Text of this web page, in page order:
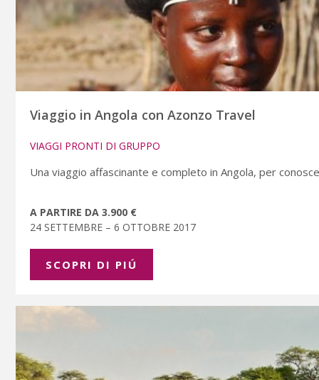
Viaggio in Angola con Azonzo Travel
VIAGGI PRONTI DI GRUPPO
Una viaggio affascinante e completo in Angola, per
A PARTIRE DA 3.900 €
24 SETTEMBRE – 6 OTTOBRE 2017
SCOPRI DI PIÚ